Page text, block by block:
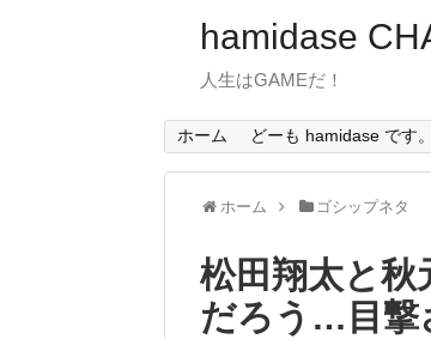
hamidase
人生はGAMEだ！
ホーム どーも hamidase です。
ホーム ゴシップネタ
松田翔太と秋
だろう…目撃